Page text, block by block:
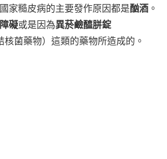
家糙皮病的主要發作原因都是酗酒 。
礙或是因為異菸鹼醯胼錠
核菌藥物）這類的藥物所造成的。